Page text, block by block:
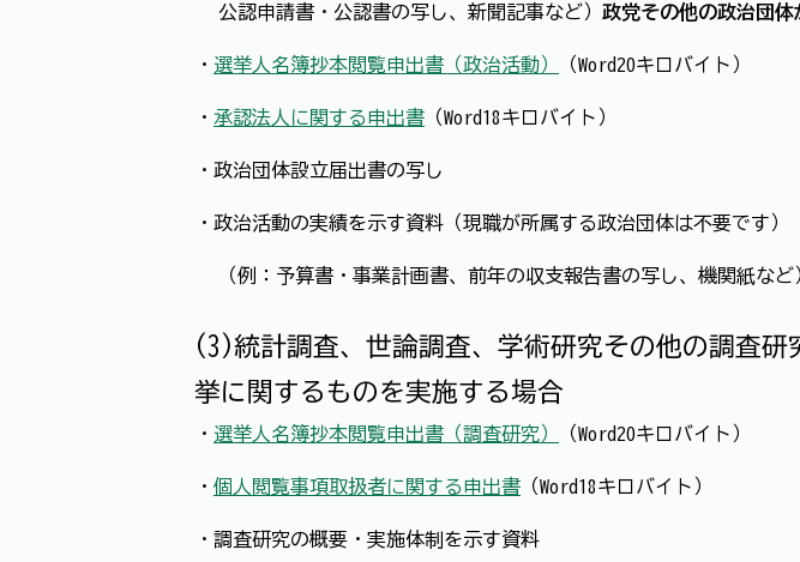
公認申請書・公認書の写し、新聞記事など） 政党その他の政治団
・ 選挙人名簿抄本閲覧申出書（政治活動） （Word20キロバイト）
・ 承認法人に関する申出書 （Word18キロバイト）
・政治団体設立届出書の写し
・政治活動の実績を示す資料（現職が所属する政治団体は不要です）
（例：予算書・事業計画書、前年の収支報告書の写し、機関紙など
(3)統計調査、世論調査、学術研究その他の調査
挙に関するものを実施する場合
・ 選挙人名簿抄本閲覧申出書（調査研究） （Word20キロバイト）
・ 個人閲覧事項取扱者に関する申出書 （Word18キロバイト）
・調査研究の概要・実施体制を示す資料